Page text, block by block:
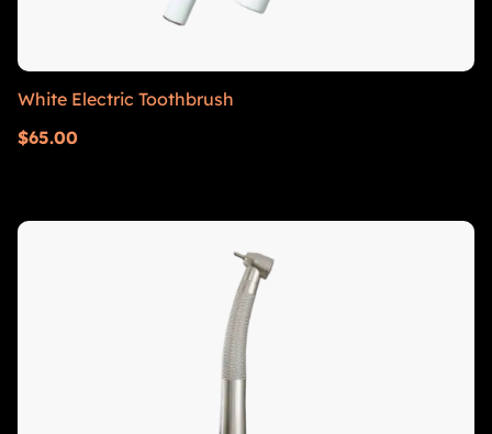
White Electric Toothbrush
$65.00